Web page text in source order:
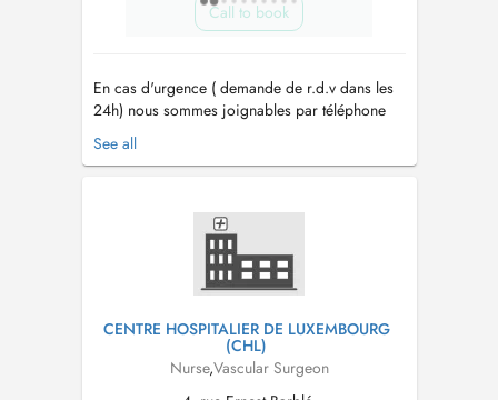
Call to book
En cas d'urgence ( demande de r.d.v dans les
24h) nous sommes joignables par téléphone
24h/24 et 7j/7 au 40 20 80 65 00. - Depuis
1999 le plus grand réseau d'aide et de soins à
65 00 - Un service garanti 7 jours su...
See all
CENTRE HOSPITALIER DE LUXEMBOURG
(CHL)
Nurse,Vascular Surgeon